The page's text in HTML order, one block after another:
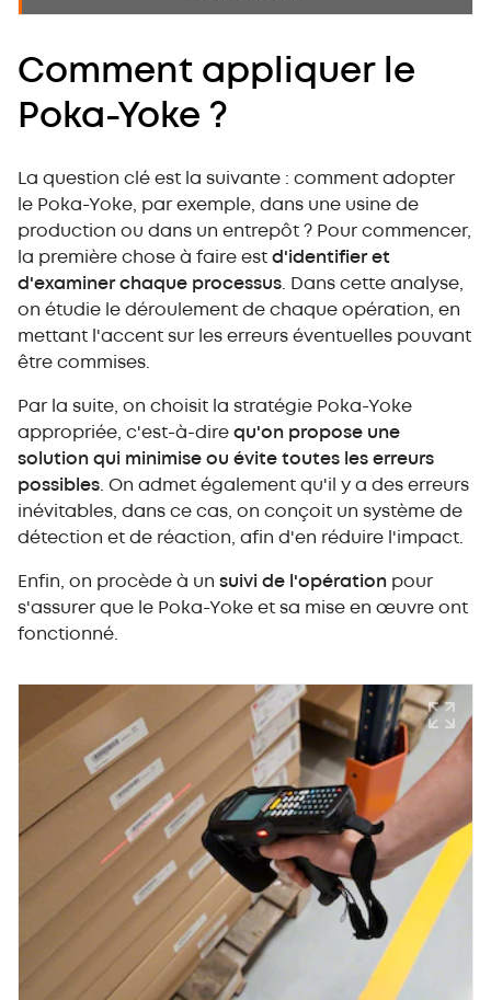
Comment appliquer le
Poka-Yoke ?
La question clé est la suivante : comment adopter
le Poka-Yoke, par exemple, dans une usine de
production ou dans un entrepôt ? Pour commencer,
la première chose à faire est d'identifier et
d'examiner chaque processus. Dans cette analyse,
on étudie le déroulement de chaque opération, en
mettant l'accent sur les erreurs éventuelles pouvant
être commises.
Par la suite, on choisit la stratégie Poka-Yoke
appropriée, c'est-à-dire qu'on propose une
solution qui minimise ou évite toutes les erreurs
possibles. On admet également qu'il y a des erreurs
inévitables, dans ce cas, on conçoit un système de
détection et de réaction, afin d'en réduire l'impact.
Enfin, on procède à un suivi de l'opération pour
s'assurer que le Poka-Yoke et sa mise en œuvre ont
fonctionné.